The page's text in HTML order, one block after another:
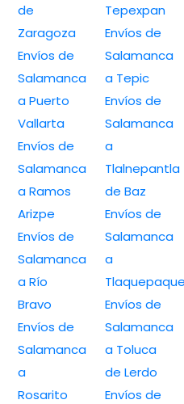
de
Zaragoza
Envíos de
Salamanca
a Puerto
Vallarta
Envíos de
Salamanca
a Ramos
Arizpe
Envíos de
Salamanca
a Río
Bravo
Envíos de
Salamanca
a
Rosarito
Tepexpan
Envíos de
Salamanca
a Tepic
Envíos de
Salamanca
a
Tlalnepantla
de Baz
Envíos de
Salamanca
a
Envíos de
Salamanca
a Toluca
de Lerdo
Envíos de